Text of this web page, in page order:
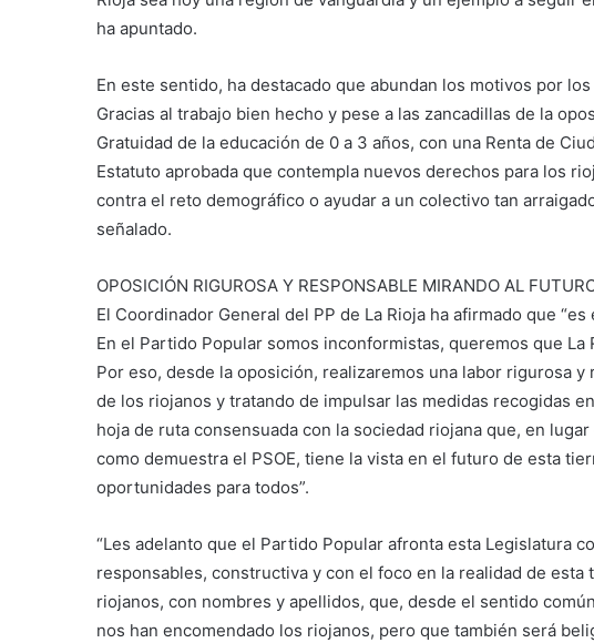
ha apuntado.
En este sentido, ha destacado que abundan los motivos por
Gracias al trabajo bien hecho y pese a las zancadillas de la
Gratuidad de la educación de 0 a 3 años, con una Renta de
Estatuto aprobada que contempla nuevos derechos para los
contra el reto demográfico o ayudar a un colectivo tan
señalado.
OPOSICIÓN RIGUROSA Y RESPONSABLE MIRANDO AL
El Coordinador General del PP de La Rioja ha afirmado que
En el Partido Popular somos inconformistas, queremos que La
Por eso, desde la oposición, realizaremos una labor rigurosa
de los riojanos y tratando de impulsar las medidas recogidas
hoja de ruta consensuada con la sociedad riojana que, en
como demuestra el PSOE, tiene la vista en el futuro de esta
oportunidades para todos”.
“Les adelanto que el Partido Popular afronta esta Legislatura
responsables, constructiva y con el foco en la realidad de esta
riojanos, con nombres y apellidos, que, desde el sentido
nos han encomendado los riojanos, pero que también será